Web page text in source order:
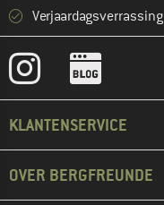
Verjaardagsverrassing
KLANTENSERVICE
OVER BERGFREUNDE